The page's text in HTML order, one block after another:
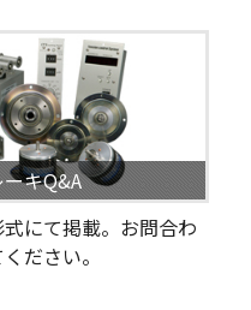
キQ&A
にて掲載。お問合わ
ださい。